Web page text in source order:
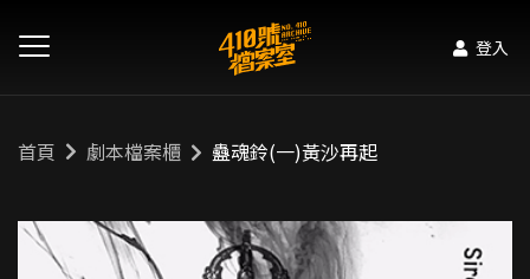
登入
首頁 劇本檔案櫃 蠱魂鈴(一)黃沙再起